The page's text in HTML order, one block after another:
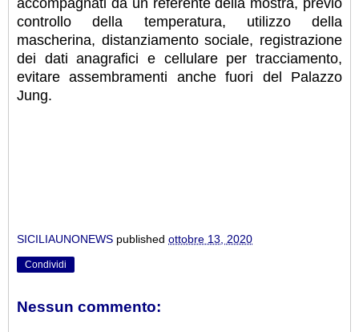
controllo della temperatura, utilizzo della
mascherina, distanziamento sociale, registrazione
dei dati anagrafici e cellulare per tracciamento,
evitare assembramenti anche fuori del Palazzo
Jung.
SICILIAUNONEWS published ottobre 13, 2020
Condividi
Nessun commento: